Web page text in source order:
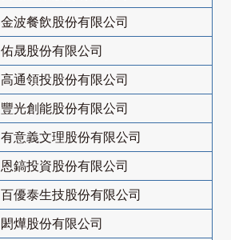
金波餐飲股份有限公司
佑晟股份有限公司
高通領投股份有限公司
豐光創能股份有限公司
有意義文理股份有限公司
恩鎬投資股份有限公司
百優泰生技股份有限公司
閎燁股份有限公司